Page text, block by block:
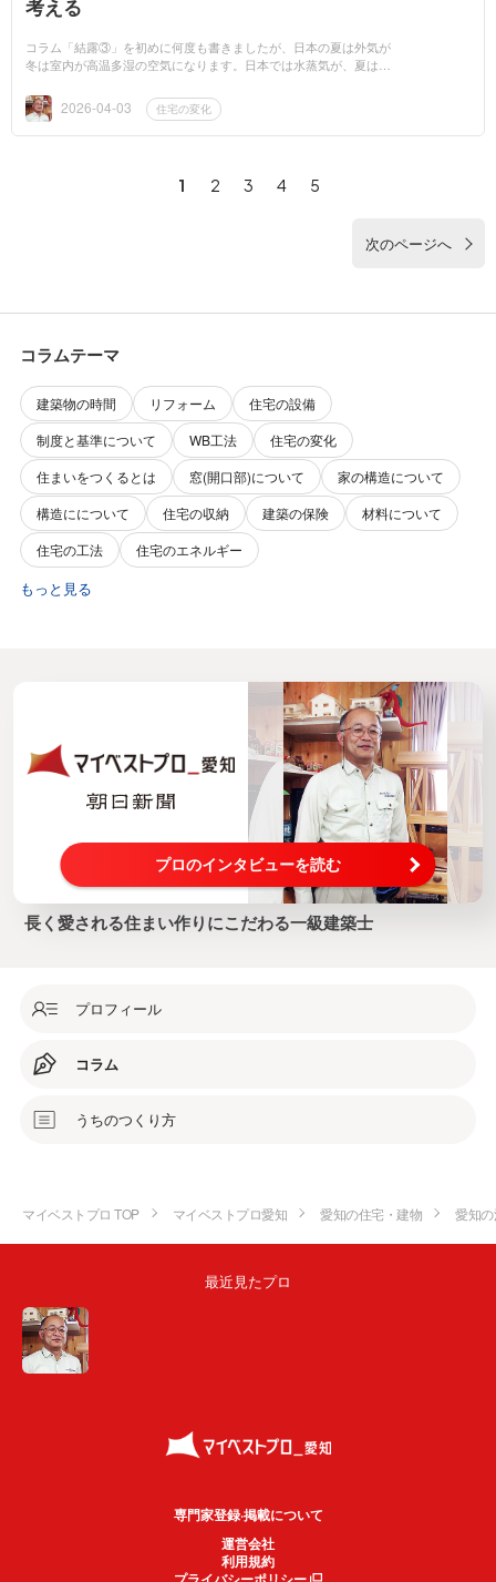
考える
コラム「結露③」を初めに何度も書きましたが、日本の夏は外気が
冬は室内が高温多湿の空気になります。日本では水蒸気が、夏は外
気と室内の温度と湿...
2026-04-03 住宅の変化
1 2 3 4 5
次のページへ
コラムテーマ
建築物の時間 リフォーム
住宅の設備
制度と基準について
WB工法
住宅の変化
住まいをつくるとは
窓(開口部)について
家の構造について
構造にについて
住宅の収納 建築の保険
材料について
住宅の工法
住宅のエネルギー
もっと見る
プロのインタビューを読む
長く愛される住まい作りにこだわる一級建築士
プロフィール
コラム
うちのつくり方
マイベストプロ TOP マイベストプロ愛知 愛知の住宅・建物 愛知
最近見たプロ
専門家登録·掲載について
運営会社
利用規約